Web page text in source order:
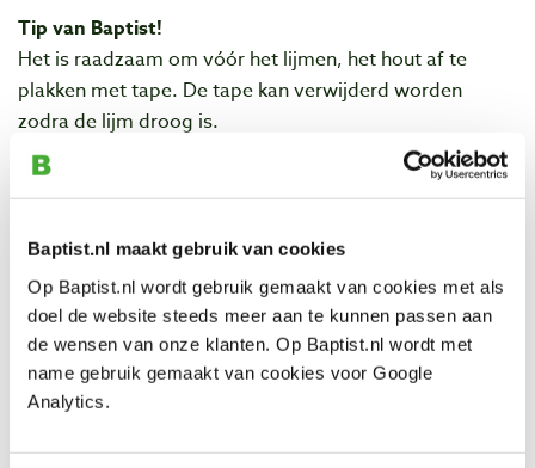
Baptist.nl maakt gebruik van cookies
Op Baptist.nl wordt gebruik gemaakt van cookies met als
doel de website steeds meer aan te kunnen passen aan
de wensen van onze klanten. Op Baptist.nl wordt met
name gebruik gemaakt van cookies voor Google
Analytics.
Tip van Baptist!
Het is raadzaam om vóór het lijmen, het hout af te
plakken met tape. De tape kan verwijderd worden
zodra de lijm droog is.
Bijlagen
Eigenschappen
Fabrikantnummer: 123-1414
Inhoud: